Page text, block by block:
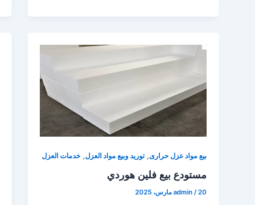
بيع مواد عزل حرارى, توريد وبيع مواد العزل, خدمات العزل
مستودع بيع فلين هوردي
admin / 20 مارس، 2025